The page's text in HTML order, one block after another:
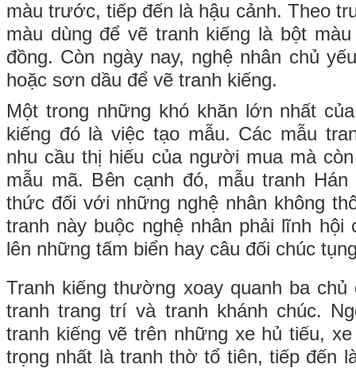
màu trước, tiếp đến là hậu cảnh. Theo
màu dùng để vẽ tranh kiếng là bột
đồng. Còn ngày nay, nghệ nhân chủ
hoặc sơn dầu để vẽ tranh kiếng.
Một trong những khó khăn lớn nhất
kiếng đó là việc tạo mẫu. Các mẫu
nhu cầu thị hiếu của người mua mà
mẫu mã. Bên cạnh đó, mẫu tranh
thức đối với những nghệ nhân không
tranh này buộc nghệ nhân phải lĩnh
lên những tấm biển hay câu đối chúc
Tranh kiếng thường xoay quanh ba
tranh trang trí và tranh khánh chúc.
tranh kiếng vẽ trên những xe hủ tiếu,
trọng nhất là tranh thờ tổ tiên, tiếp đến